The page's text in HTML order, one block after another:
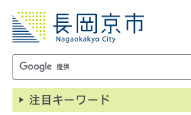
注目キーワード